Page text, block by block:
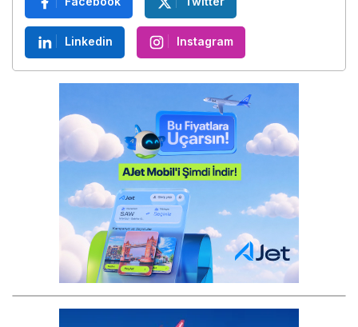
Sosyal Medya Hesaplarımız
Facebook Twitter
Linkedin Instagram